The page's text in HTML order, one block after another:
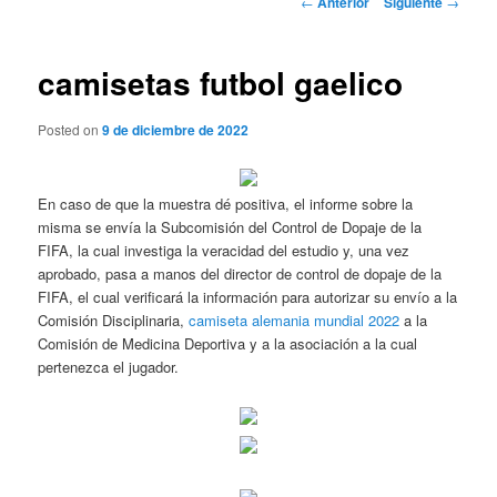
camisetas futbol gaelico
Posted on9 de diciembre de 2022
En caso de que la muestra dé positiva, el informe sobre la
misma se envía la Subcomisión del Control de Dopaje de la
FIFA, la cual investiga la veracidad del estudio y, una vez
aprobado, pasa a manos del director de control de dopaje de la
FIFA, el cual verificará la información para autorizar su envío a la
Comisión Disciplinaria,camiseta alemania mundial 2022 a la
Comisión de Medicina Deportiva y a la asociación a la cual
pertenezca el jugador.